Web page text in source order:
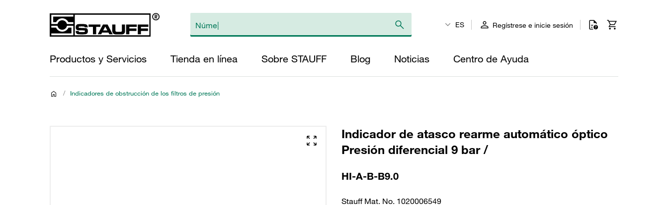
ES Regístrese e inicie sesión
Productos y Servicios Tienda en línea Sobre STAUFF Blog Noticias Centro de Ayuda
/ Indicadores de obstrucción de los filtros de presión
Indicador de atasco rearme automático óptico
Presión diferencial 9 bar /
HI-A-B-B9.0
Stauff Mat. No. 1020006549